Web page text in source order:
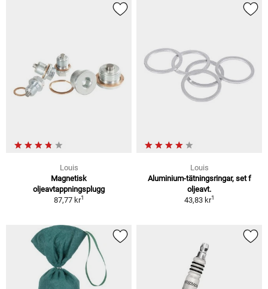
Louis
Magnetisk
oljeavtappningsplugg
87,77 kr1
Louis
Aluminium-tätningsringar, set f
oljeavt.
43,83 kr1